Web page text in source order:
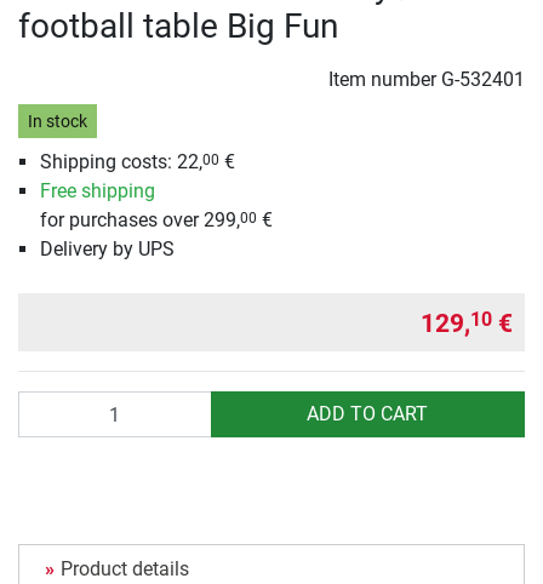
football table Big Fun
Item number G-532401
In stock
Shipping costs: 22,00 €
Free shipping
for purchases over 299,00 €
Delivery by UPS
129,10 €
ADD TO CART
Product details